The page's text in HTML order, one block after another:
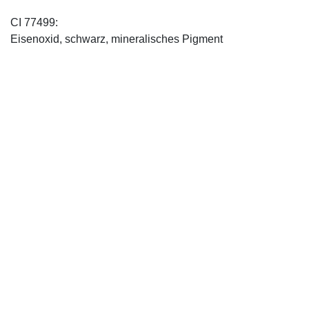
CI 77499:
Eisenoxid, schwarz, mineralisches Pigment